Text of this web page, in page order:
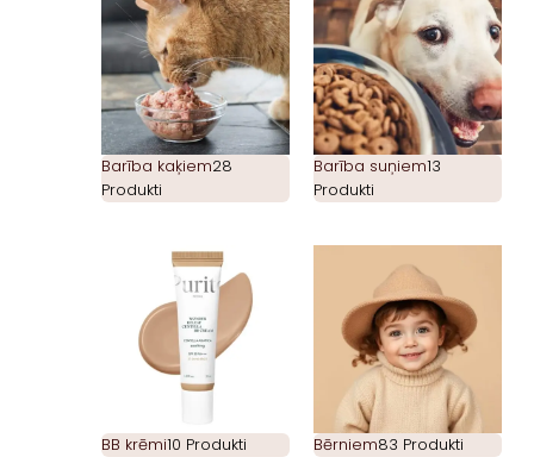
Barība kaķiem28
Produkti
Barība suņiem13
Produkti
BB krēmi10 Produkti Bērniem83 Produkti